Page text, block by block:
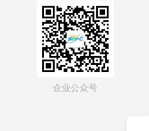
企业公众号